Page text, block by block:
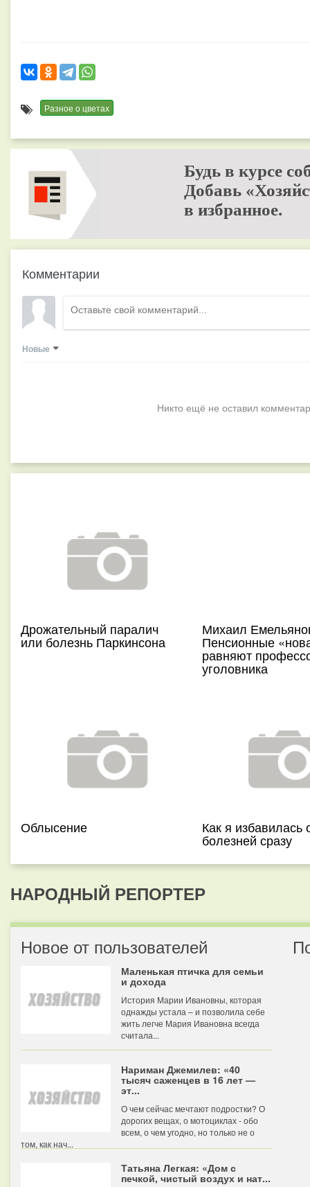
Разное о цветах
Будь в курсе
Добавь
в избранное.
Комментарии
Новые
Никто ещё не оставил
Дрожательный паралич
или болезнь Паркинсона
Михаил
Пенсионные
равняют
уголовника
Облысение Как я избавилась
болезней сразу
НАРОДНЫЙ РЕПОРТЕР
Новое от пользователей
Маленькая птичка для семьи
и дохода
История Марии Ивановны, которая
однажды устала – и позволила себе
жить легче Мария Ивановна всегда
считала...
Нариман Джемилев: «40
тысяч саженцев в 16 лет —
эт...
О чем сейчас мечтают подростки? О
дорогих вещах, о мотоциклах - обо
всем, о чем угодно, но только не о
том, как нач...
Татьяна Легкая: «Дом с
печкой, чистый воздух и нат...